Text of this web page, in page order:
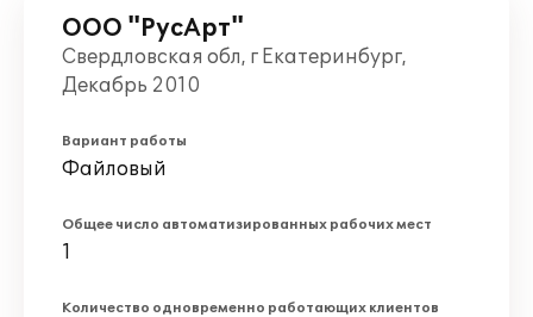
ООО "РусАрт"
Свердловская обл, г Екатеринбург,
Декабрь 2010
Вариант работы
Файловый
Общее число автоматизированных рабочих мест
1
Количество одновременно работающих клиентов